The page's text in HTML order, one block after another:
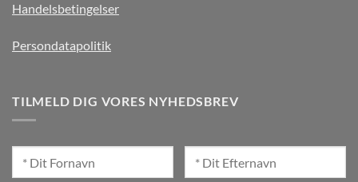
Handelsbetingelser
Persondatapolitik
TILMELD DIG VORES NYHEDSBREV